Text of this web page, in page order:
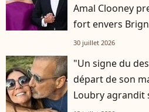
Amal Clooney
fort envers
30 juillet 2026
"Un signe du
départ de son
Loubry agrandit